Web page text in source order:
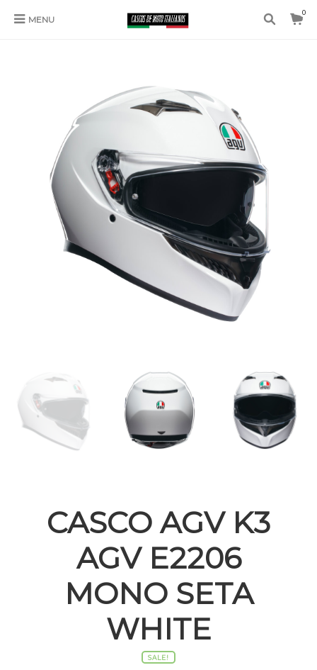
MENU
0
CASCO AGV K3
AGV E2206
MONO SETA
WHITE
SALE!